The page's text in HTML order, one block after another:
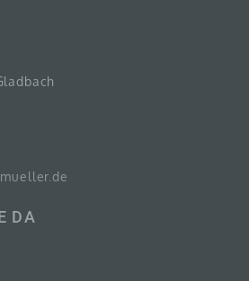
DA
ausgeführte Vorgang oder
Daten wie das Erheben, das
Anpassung oder Veränderung, das
Bereitstellung, den Abgleich oder die